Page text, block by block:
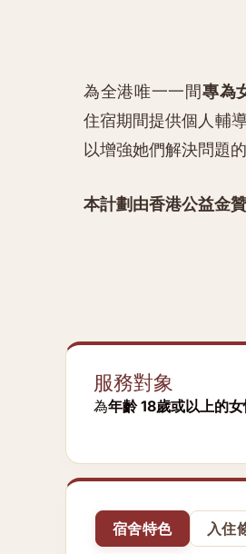
為全港唯一一間專為
住宿期間提供個人輔
以增強她們解決問題
本計劃由香港公益金
服務對象
為年齡 18歲或以上的
宿舍特色 入住